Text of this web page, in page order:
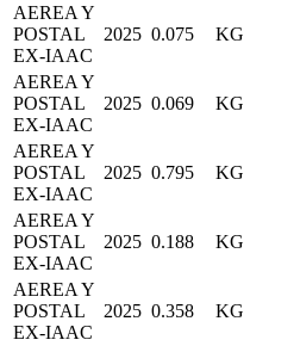
AEREA Y
POSTAL
EX-IAAC
2025 0.075 KG
AEREA Y
POSTAL
EX-IAAC
2025 0.069 KG
AEREA Y
POSTAL
EX-IAAC
2025 0.795 KG
AEREA Y
POSTAL
EX-IAAC
2025 0.188 KG
AEREA Y
POSTAL
EX-IAAC
2025 0.358 KG